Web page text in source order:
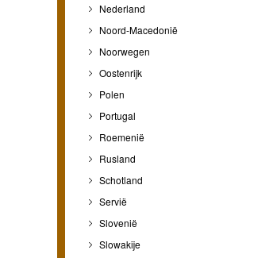
Nederland
Noord-Macedonië
Noorwegen
Oostenrijk
Polen
Portugal
Roemenië
Rusland
Schotland
Servië
Slovenië
Slowakije